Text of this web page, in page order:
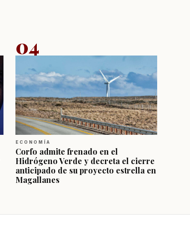
04
ECONOMÍA
Corfo admite frenado en el
Hidrógeno Verde y decreta el cierre
anticipado de su proyecto estrella en
Magallanes